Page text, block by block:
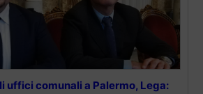
uffici comunali a Palermo, Lega: